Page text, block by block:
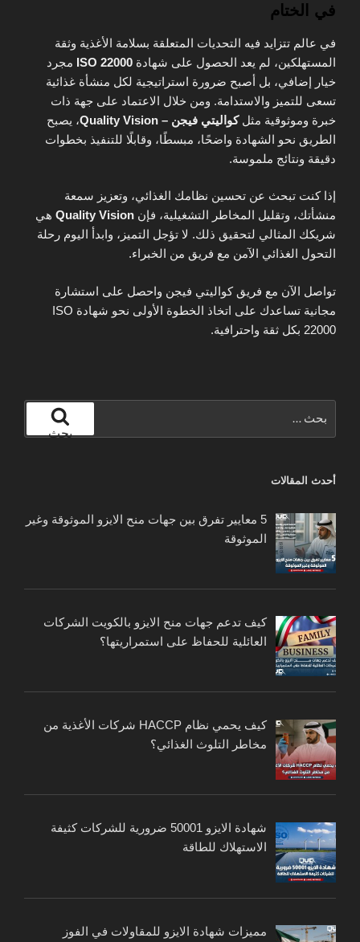
في الختام
في عالم تتزايد فيه التحديات المتعلقة بسلامة الأغذية وثقة
المستهلكين، لم يعد الحصول على شهادة ISO 22000 مجرد
خيار إضافي، بل أصبح ضرورة استراتيجية لكل منشأة غذائية
تسعى للتميز والاستدامة. ومن خلال الاعتماد على جهة ذات
خبرة وموثوقية مثلكواليتي فيجن – Quality Vision
، يصبح
الطريق نحو الشهادة واضحًا، مبسطًا، وقابلًا للتنفيذ بخطوات
دقيقة ونتائج ملموسة.
إذا كنت تبحث عن تحسين نظامك الغذائي، وتعزيز سمعة
منشأتك، وتقليل المخاطر التشغيلية، فإن Quality Vision هي
شريكك المثالي لتحقيق ذلك. لا تؤجل التميز، وابدأ اليوم رحلة
التحول الغذائي الآمن مع فريق من الخبراء.
تواصل الآن مع فريق كواليتي فيجن واحصل على استشارة
مجانية تساعدك على اتخاذ الخطوة الأولى نحو شهادة ISO
22000 بكل ثقة واحترافية.
عن:
بحث
أحدث المقالات
5 معايير تفرق بين جهات منح الايزو الموثوقة وغير
الموثوقة
كيف تدعم جهات منح الايزو بالكويت الشركات
العائلية للحفاظ على استمراريتها؟
كيف يحمي نظام HACCP شركات الأغذية من
مخاطر التلوث الغذائي؟
شهادة الايزو 50001 ضرورية للشركات كثيفة
الاستهلاك للطاقة
مميزات شهادة الايزو للمقاولات في الفوز